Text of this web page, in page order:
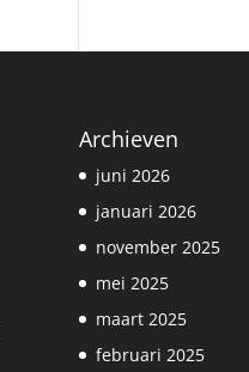
Archieven
juni 2026
januari 2026
november 2025
mei 2025
maart 2025
februari 2025